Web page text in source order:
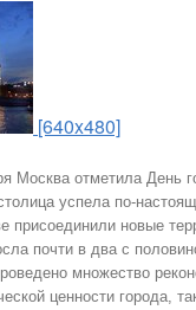
[640x480]
Москва отметила День
успела по-
присоединили новые
почти в два с
множество
ценности города,